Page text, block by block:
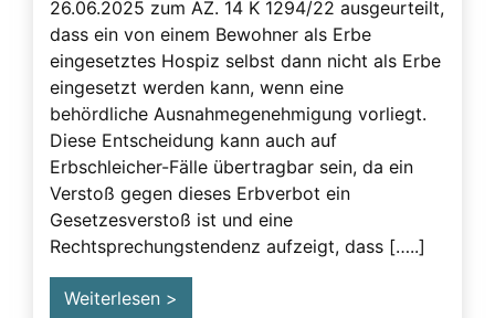
26.06.2025 zum AZ. 14 K 1294/22 ausgeurteilt,
dass ein von einem Bewohner als Erbe
eingesetztes Hospiz selbst dann nicht als Erbe
eingesetzt werden kann, wenn eine
behördliche Ausnahmegenehmigung vorliegt.
Diese Entscheidung kann auch auf
Erbschleicher-Fälle übertragbar sein, da ein
Verstoß gegen dieses Erbverbot ein
Gesetzesverstoß ist und eine
Rechtsprechungstendenz aufzeigt, dass […..]
Weiterlesen >
Demenz
Detektiv
Erblasser
Erbscheicherei aus dem sozialen Bereich des
Erblassers
Erbschleicher
Erbschleicher Alarmsignale
Erbschleicherei